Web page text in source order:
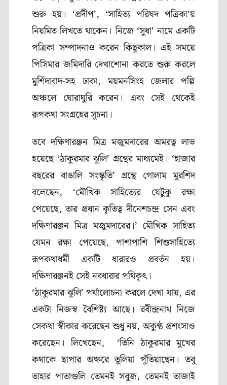
শুরু হয়। ‘প্রদীপ’, ‘সাহিত্য পরিষদ পত্রিকা’য়
নিয়মিত লিখতে থাকেন। নিজে ‘সুধা’ নামে একটি
পত্রিকা সম্পাদনাও করেন কিছুকাল। এই সময়ে
পিসিমার জমিদারি দেখাশোনা করতে শুরু করলে
মুর্শিদাবাদ-সহ ঢাকা, ময়মনসিংহ জেলার পল্লি
অঞ্চলে ঘোরাঘুরি করেন। এবং সেই থেকেই
রূপকথা সংগ্রহের সূচনা।
তবে দক্ষিণারঞ্জন মিত্র মজুমদারের অমরত্ব লাভ
হয়েছে ‘ঠাকুরমার ঝুলি’ গ্রন্থের মাধ্যমেই। ‘হাজার
বছরের বাঙালি সংস্কৃতি’ গ্রন্থে গোলাম মুরশিদ
বলেছেন, ‘মৌখিক সাহিত্যের যেটুকু রক্ষা
পেয়েছে,তার প্রধান কৃতিত্ব দীনেশচন্দ্র সেন এবং
দক্ষিণারঞ্জন মিত্র মজুমদারের।’ মৌখিক সাহিত্য
যেমন রক্ষা পেয়েছে, পাশাপাশি শিশুসাহিত্যে
রূপকথাধর্মী একটি ধারারও প্রবর্তন হয়।
দক্ষিণারঞ্জনই সেই নবধারার পথিকৃৎ।
‘ঠাকুরমার ঝুলি’ পর্যালোচনা করলে দেখা যায়, এর
একটা নিজস্ব বৈশিষ্ট্য আছে। রবীন্দ্রনাথ নিজে
সেকথা স্বীকার করেছেন শুধু নয়,অকুণ্ঠ প্রশংসাও
করেছেন। লিখেছেন, ‘তিনি ঠাকুরমার মুখের
কথাকে ছাপার অক্ষরে তুলিয়া পুঁতিয়াছেন। তবু
তাহার পাতাগুলি তেমনই সবুজ, তেমনই তাজাই